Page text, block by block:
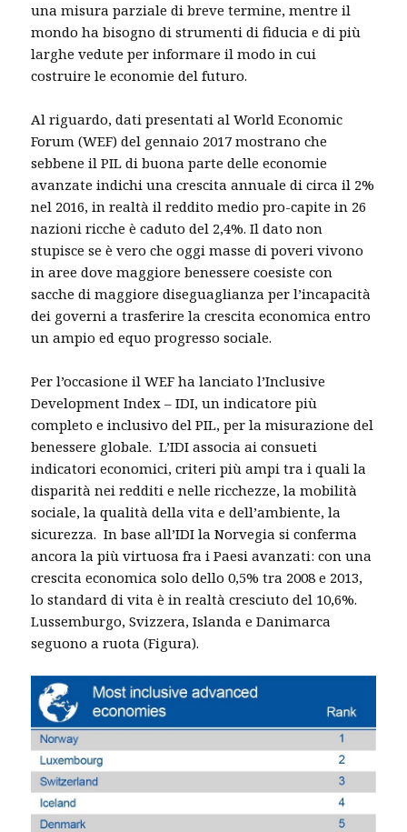
una misura parziale di breve termine, mentre il
mondo ha bisogno di strumenti di fiducia e di più
larghe vedute per informare il modo in cui
costruire le economie del futuro.
Al riguardo, dati presentati al World Economic
Forum (WEF) del gennaio 2017 mostrano che
sebbene il PIL di buona parte delle economie
avanzate indichi una crescita annuale di circa il 2%
nel 2016, in realtà il reddito medio pro-capite in 26
nazioni ricche è caduto del 2,4%. Il dato non
stupisce se è vero che oggi masse di poveri vivono
in aree dove maggiore benessere coesiste con
sacche di maggiore diseguaglianza per l’incapacità
dei governi a trasferire la crescita economica entro
un ampio ed equo progresso sociale.
Per l’occasione il WEF ha lanciato l’Inclusive
Development Index – IDI, un indicatore più
completo e inclusivo del PIL, per la misurazione del
benessere globale. L’IDI associa ai consueti
indicatori economici, criteri più ampi tra i quali la
disparità nei redditi e nelle ricchezze, la mobilità
sociale, la qualità della vita e dell’ambiente, la
sicurezza. In base all’IDI la Norvegia si conferma
ancora la più virtuosa fra i Paesi avanzati: con una
crescita economica solo dello 0,5% tra 2008 e 2013,
lo standard di vita è in realtà cresciuto del 10,6%.
Lussemburgo, Svizzera, Islanda e Danimarca
seguono a ruota (Figura).